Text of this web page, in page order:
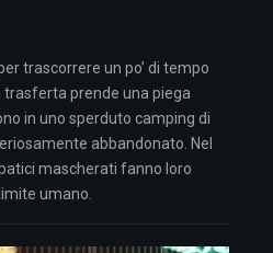
trascorrere un po’ di tempo
trasferta prende una piega
in uno sperduto camping di
abbandonato. Nel
mascherati fanno loro
umano.